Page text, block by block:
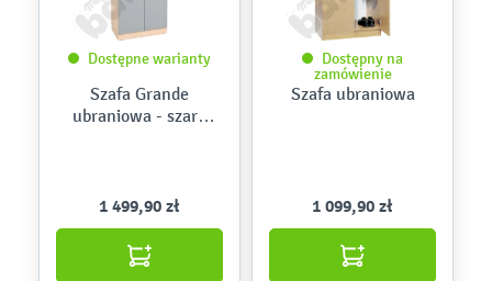
Dostępne warianty
Szafa Grande
ubraniowa - szare
1 499,90 zł
Dostępny na
zamówienie
Szafa ubraniowa
1 099,90 zł